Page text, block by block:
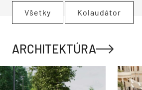
Všetky Kolaudátor
ARCHITEKTÚRA